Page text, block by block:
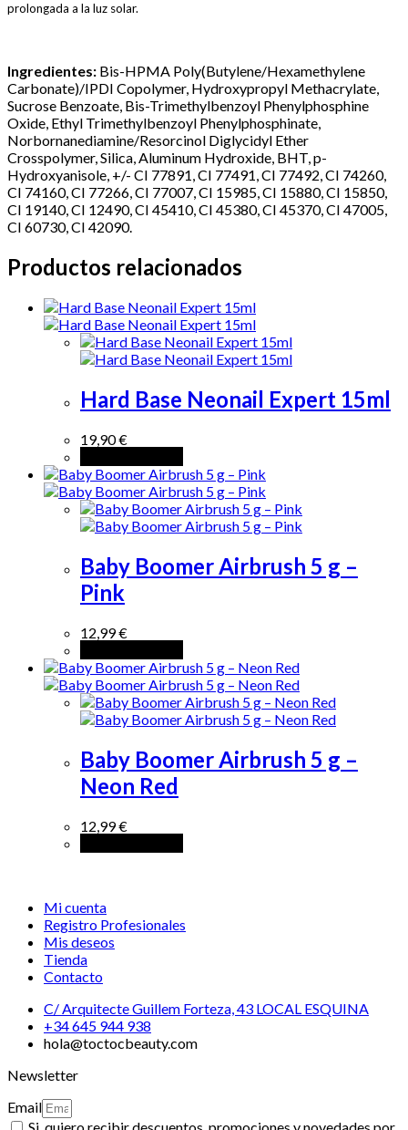
prolongada a la luz solar.
Ingredientes: Bis-HPMA Poly(Butylene/Hexamethylene
Carbonate)/IPDI Copolymer, Hydroxypropyl Methacrylate,
Sucrose Benzoate, Bis-Trimethylbenzoyl Phenylphosphine
Oxide, Ethyl Trimethylbenzoyl Phenylphosphinate,
Norbornanediamine/Resorcinol Diglycidyl Ether
Crosspolymer, Silica, Aluminum Hydroxide, BHT, p-
Hydroxyanisole, +/- CI 77891, CI 77491, CI 77492, CI 74260,
CI 74160, CI 77266, CI 77007, CI 15985, CI 15880, CI 15850,
CI 19140, CI 12490, CI 45410, CI 45380, CI 45370, CI 47005,
CI 60730, CI 42090.
Productos relacionados
Hard Base Neonail Expert 15ml
19,90€
Baby Boomer Airbrush 5 g –
Pink
12,99€
Baby Boomer Airbrush 5 g –
Neon Red
12,99€
Mi cuenta
Registro Profesionales
Mis deseos
Tienda
Contacto
C/ Arquitecte Guillem Forteza, 43 LOCAL ESQUINA
+34 645 944 938
hola@toctocbeauty.com
Newsletter
Email
Si, quiero recibir descuentos, promociones y novedades por